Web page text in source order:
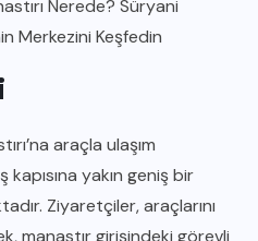
araçla ulaşım
yakın geniş bir
Ziyaretçiler, araçlarını